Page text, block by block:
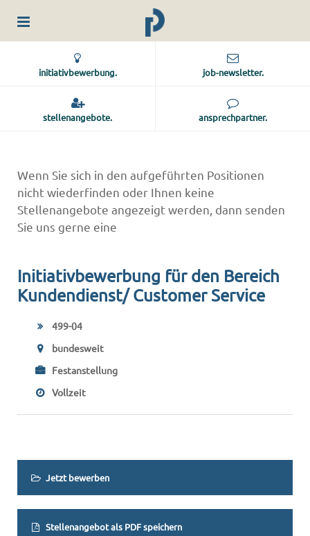
initiativbewerbung. job-newsletter.
stellenangebote. ansprechpartner.
Wenn Sie sich in den aufgeführten Positionen
nicht wiederfinden oder Ihnen keine
Stellenangebote angezeigt werden, dann senden
Sie uns gerne eine
Initiativbewerbung für den Bereich
Kundendienst/ Customer Service
499-04
bundesweit
Festanstellung
Vollzeit
Jetzt bewerben
Stellenangebot als PDF speichern